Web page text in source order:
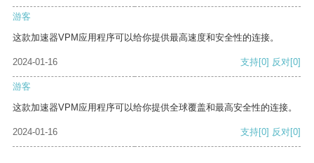
游客
这款加速器VPM应用程序可以给你提供最高速度和安全性的连接。
2024-01-16 支持[0] 反对[0]
游客
这款加速器VPM应用程序可以给你提供全球覆盖和最高安全性的连接。
2024-01-16 支持[0] 反对[0]